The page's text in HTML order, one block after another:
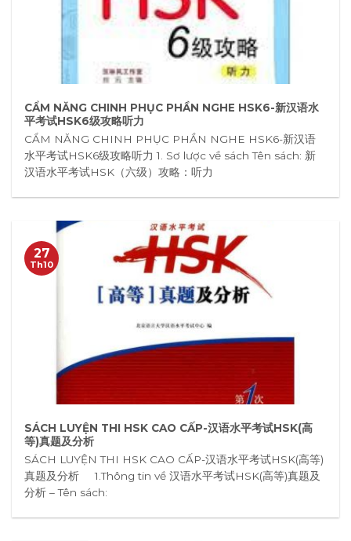
CẨM NĂNG CHINH PHỤC PHẦN NGHE HSK6-新汉语水
平考试HSK6级攻略听力
CẨM NĂNG CHINH PHỤC PHẦN NGHE HSK6-新汉语
水平考试HSK6级攻略听力 1. Sơ lược về sách Tên sách: 新
汉语水平考试HSK（六级）攻略：听力
SÁCH LUYỆN THI HSK CAO CẤP-汉语水平考试HSK(高
等)真题及分析
SÁCH LUYỆN THI HSK CAO CẤP-汉语水平考试HSK(高等)
真题及分析 1.Thông tin về 汉语水平考试HSK(高等)真题及
分析 – Tên sách:
27
Th10